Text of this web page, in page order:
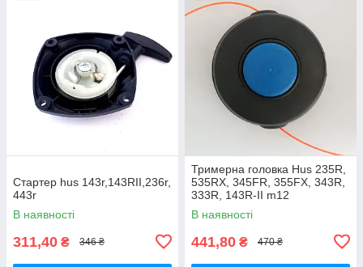
Стартер hus 143r,143RII,236r,
443r
В наявності
311,40 ₴ 346 ₴
Тримерна головка Hus 235R,
535RX, 345FR, 355FX, 343R,
333R, 143R-II m12
В наявності
441,80 ₴ 470 ₴